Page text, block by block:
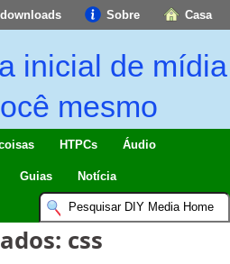
Casa
Sobre
downloads
inicial de mídia
mesmo
HTPCs Áudio
Guias Notícia
css